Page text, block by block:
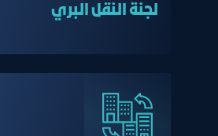
لجنة النقل البري